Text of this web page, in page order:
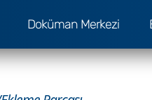
Doküman Merkezi